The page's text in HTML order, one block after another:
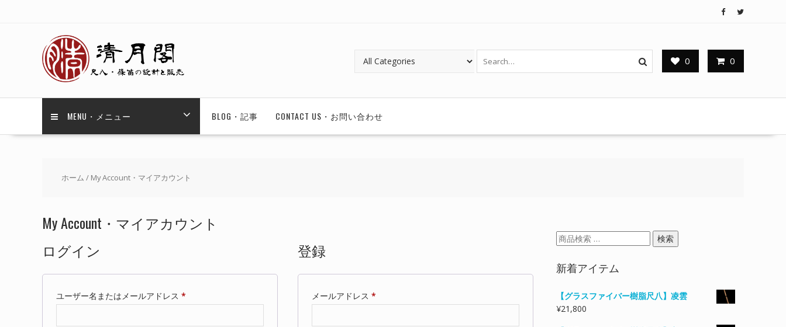
0 0
MENU・メニュー BLOG・記事 CONTACT US・お問い合わせ
ホーム / My Account・マイアカウント
My Account・マイアカウント
ログイン
ユーザー名またはメールアドレス *
登録
メールアドレス *必
検
索
対
象:
検索
新着アイテム
【グラスファイバー樹脂尺八】凌雲
¥21,800